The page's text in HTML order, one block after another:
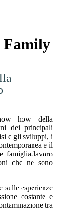
Family
how della
dei principali
e gli sviluppi, i
e il
famiglia-lavoro
che ne sono
sulle esperienze
costante e
tra